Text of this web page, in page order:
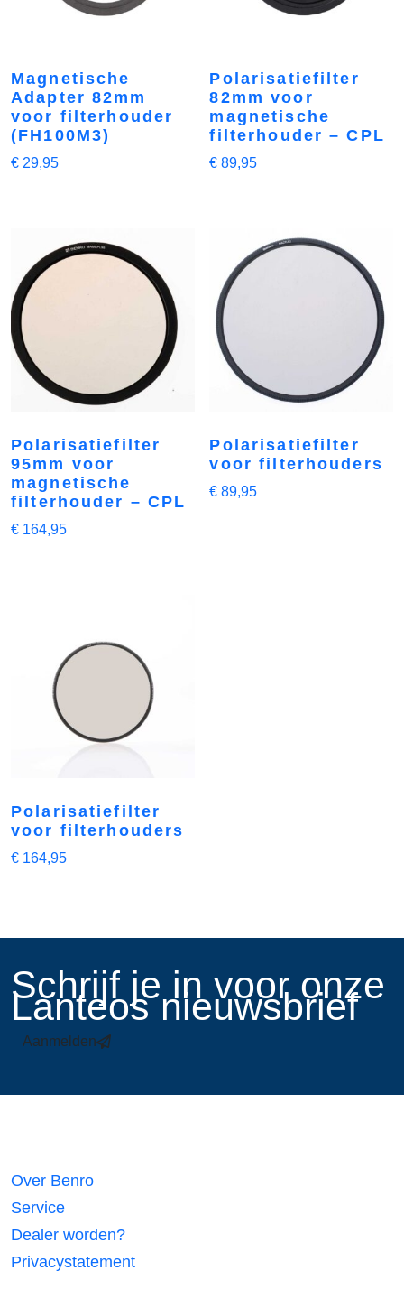
Magnetische
Adapter 82mm
voor filterhouder
(FH100M3)
€ 29,95
Polarisatiefilter
82mm voor
magnetische
filterhouder – CPL
€ 89,95
Polarisatiefilter
95mm voor
magnetische
filterhouder – CPL
€ 164,95
Polarisatiefilter
voor filterhouders
€ 89,95
Polarisatiefilter
voor filterhouders
€ 164,95
​Schrijf je in voor onze
Lanteos nieuwsbrief
Aanmelden
Over Benro
Service
Dealer worden?
Privacystatement